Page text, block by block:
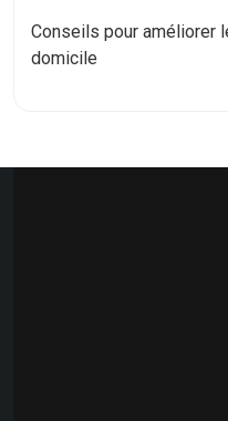
Conseils pour améliorer
domicile